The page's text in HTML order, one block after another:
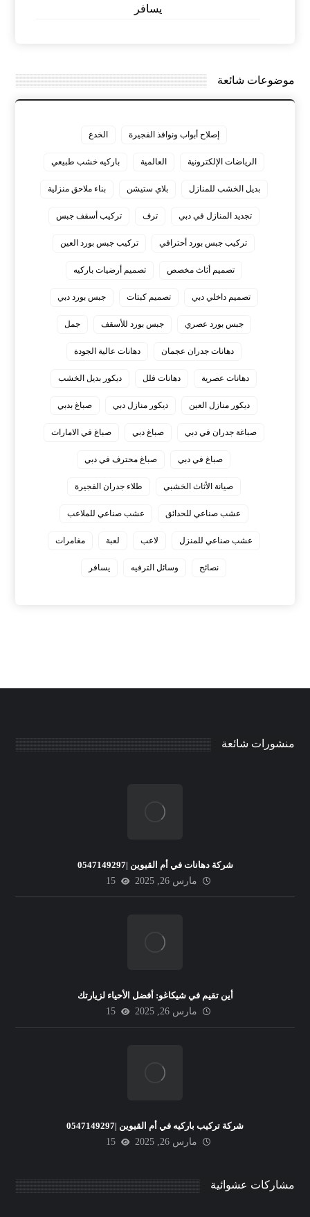
يسافر
موضوعات شائعة
إصلاح أبواب ونوافذ الفجيرة الخدع
الرياضات الإلكترونية العالمية باركيه خشب طبيعي
بديل الخشب للمنازل بلاي ستيشن بناء ملاحق منزلية
تجديد المنازل في دبي ترف تركيب أسقف جبس
تركيب جبس بورد أحترافي تركيب جبس بورد العين
تصميم أثاث مخصص تصميم أرضيات باركيه
تصميم داخلي دبي تصميم كبتات جبس بورد دبي
جبس بورد عصري جبس بورد للأسقف جمل
دهانات جدران عجمان دهانات عالية الجودة
دهانات عصرية دهانات فلل ديكور بديل الخشب
ديكور منازل العين ديكور منازل دبي صباغ بدبي
صباغة جدران في دبي صباغ دبي صباغ في الامارات
صباغ في دبي صباغ محترف في دبي
صيانة الأثاث الخشبي طلاء جدران الفجيرة
عشب صناعي للحدائق عشب صناعي للملاعب
عشب صناعي للمنزل لاعب لعبة مغامرات
نصائح وسائل الترفيه يسافر
منشورات شائعة
شركة دهانات في أم القيوين |0547149297
مارس 26, 2025
15
أين تقيم في شيكاغو: أفضل الأحياء لزيارتك
مارس 26, 2025
15
شركة تركيب باركيه في أم القيوين |0547149297
مارس 26, 2025
15
مشاركات عشوائية